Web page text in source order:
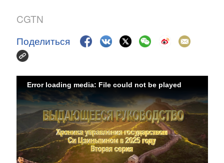
CGTN
Поделиться
Error loading media: File could not be played